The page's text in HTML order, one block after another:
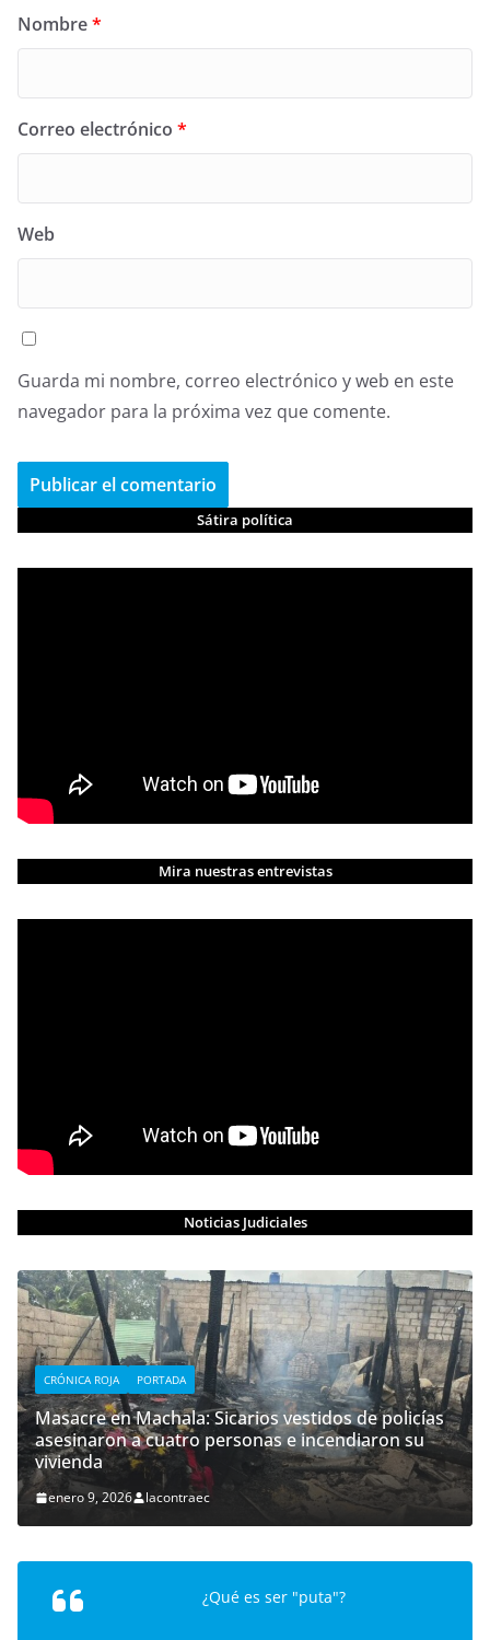
Nombre*
Correo electrónico *
Web
Guarda mi nombre, correo electrónico y web en este
navegador para la próxima vez que comente.
Sátira política
Mira nuestras entrevistas
Noticias Judiciales
CRÓNICA ROJA PORTADA
Masacre en Machala: Sicarios vestidos de policías
asesinaron a cuatro personas e incendiaron su
vivienda
enero 9, 2026 lacontraec
¿Qué es ser "puta"?